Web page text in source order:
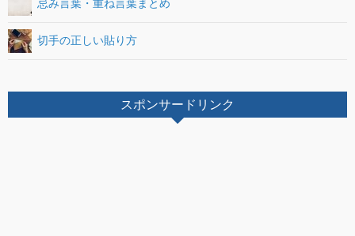
忌み言葉・重ね言葉まとめ
切手の正しい貼り方
スポンサードリンク